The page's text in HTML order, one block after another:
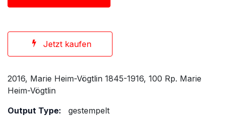
Jetzt kaufen
2016, Marie Heim-Vögtlin 1845-1916, 100 Rp. Marie
Heim-Vögtlin
Output Type:
gestempelt